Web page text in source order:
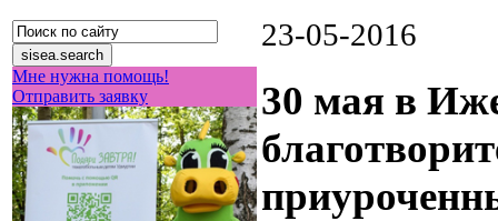
Мне нужна помощь!
Отправить заявку
23-05-2016
30 мая в